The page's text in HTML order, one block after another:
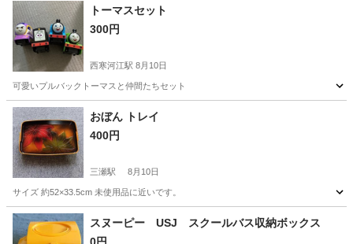
トーマスセット
300円
西寒河江駅 8月10日
可愛いプルバックトーマスと仲間たちセット
山形 寒河江市 西寒河江駅
おぼん トレイ
400円
三瀬駅 8月10日
サイズ 約52×33.5cm 未使用品に近いです。
山形 鶴岡市
スヌーピー USJ スクールバス収納ボックス